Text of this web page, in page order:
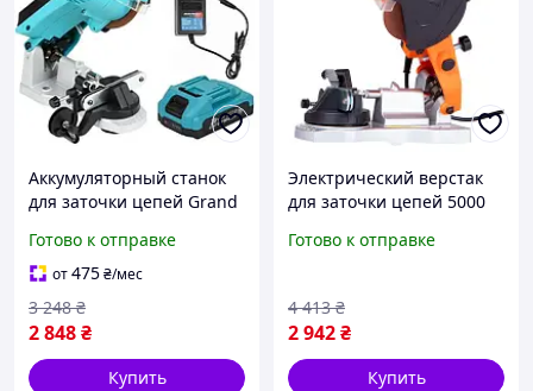
Аккумуляторный станок
для заточки цепей Grand
Готово к отправке
от475₴/мес
2 848₴
3 248 ₴
Купить
Электрический верстак
для заточки цепей 5000
подсветкой для садоводов
Готово к отправке
2 942₴
4 413 ₴
Купить